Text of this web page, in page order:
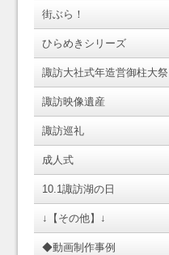
街ぶら！
ひらめきシリーズ
諏訪大社式年造営御柱大祭
諏訪映像遺産
諏訪巡礼
成人式
10.1諏訪湖の日
↓【その他】↓
◆動画制作事例